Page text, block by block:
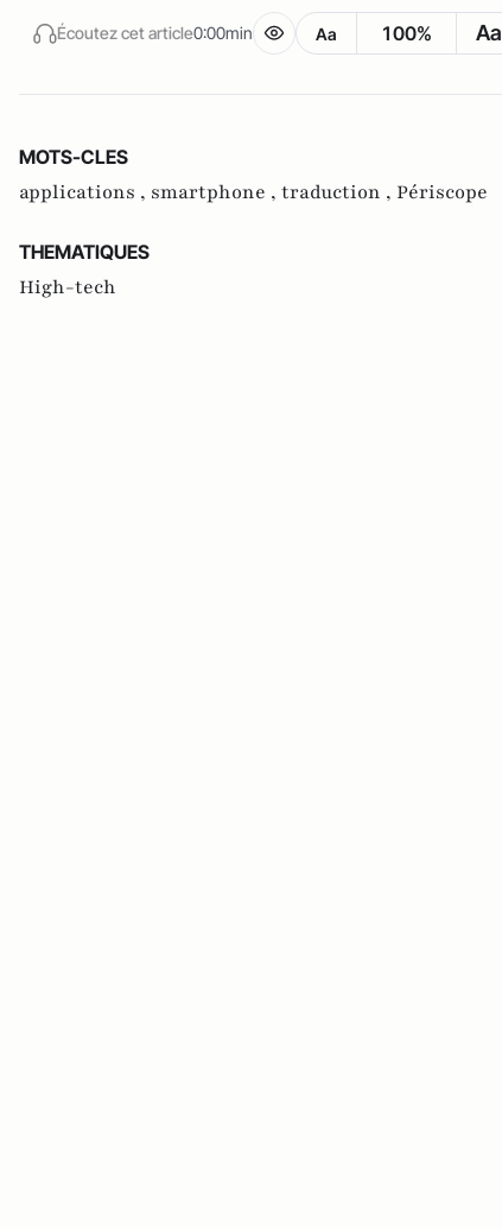
Écoutez cet article0:00min Aa 100% Aa
MOTS-CLES
applications , smartphone , traduction , Périscope
THEMATIQUES
High-tech